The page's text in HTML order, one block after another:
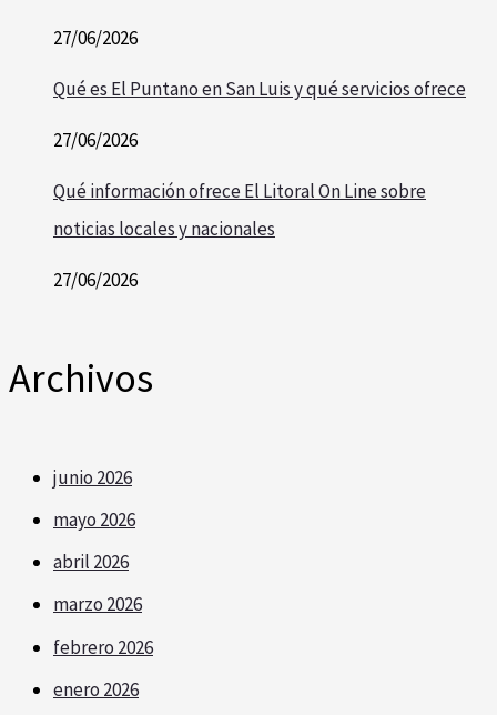
27/06/2026
Qué es El Puntano en San Luis y qué servicios ofrece
27/06/2026
Qué información ofrece El Litoral On Line sobre
noticias locales y nacionales
27/06/2026
Archivos
junio 2026
mayo 2026
abril 2026
marzo 2026
febrero 2026
enero 2026